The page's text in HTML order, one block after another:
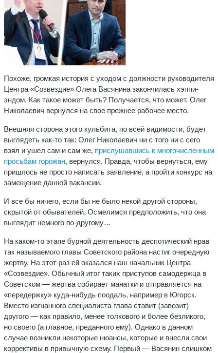
Похоже, громкая история с уходом с должности руководителя
Центра «Созвездие» Олега Васянина закончилась хэппи-
эндом. Как такое может быть? Получается, что может. Олег
Николаевич вернулся на свое прежнее рабочее место.
Внешняя сторона этого кульбита, по всей видимости, будет
выглядеть как-то так: Олег Николаевич ни с того ни с сего
взял и ушел сам и сам же, прислушавшись к многочисленным
просьбам горожан, вернулся. Правда, чтобы вернуться, ему
пришлось не просто написать заявление, а пройти конкурс на
замещение данной вакансии.
И все бы ничего, если бы не было некой другой стороны,
скрытой от обывателей. Осмелимся предположить, что она
выглядит немного по-другому…
На каком-то этапе бурной деятельность деспотический нрав
так называемого главы Советского района настиг очередную
жертву. На этот раз ей оказался наш начальник Центра
«Созвездие». Обычный итог таких приступов самодержца в
Советском — жертва собирает манатки и отправляется на
«передержку» куда-нибудь поодаль, например в Югорск.
Вместо изгнанного специалиста глава ставит (завозит)
другого — как правило, менее толкового и более безликого,
но своего (а главное, преданного ему). Однако в данном
случае возникли некоторые нюансы, которые и внесли свои
коррективы в привычную схему. Первый — Васянин слишком